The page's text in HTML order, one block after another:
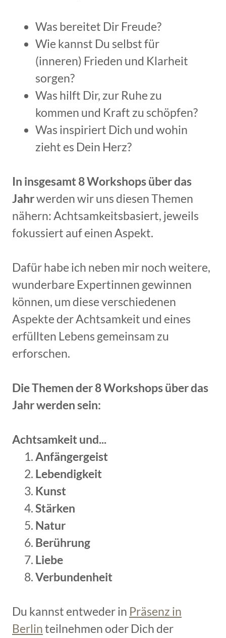
Was bereitet Dir Freude?
Wie kannst Du selbst für
(inneren) Frieden und Klarheit
sorgen?
Was hilft Dir, zur Ruhe zu
kommen und Kraft zu schöpfen?
Was inspiriert Dich und wohin
zieht es Dein Herz?
In insgesamt 8 Workshops über das
Jahrwerden wir uns diesen Themen
nähern: Achtsamkeitsbasiert, jeweils
fokussiert auf einen Aspekt.
Dafür habe ich neben mir noch weitere,
wunderbare Expertinnen gewinnen
können, um diese verschiedenen
Aspekte der Achtsamkeit und eines
erfüllten Lebens gemeinsam zu
erforschen.
Die Themen der 8 Workshops über das
Jahr werden sein:
Achtsamkeit und...
Anfängergeist
Lebendigkeit
Kunst
Stärken
Natur
Berührung
Liebe
Verbundenheit
Du kannst entweder in Präsenz in
Berlinteilnehmen oder Dich der